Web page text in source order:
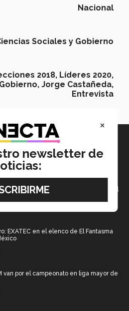
Nacional
Sociales y Gobierno
2018, Líderes 2020,
Gobierno, Jorge Castañeda,
Entrevista
pase olímpico en mundial de flag football
EXATEC en el elenco de El Fantasma
van por el campeonato en liga mayor de
×
newsletter de